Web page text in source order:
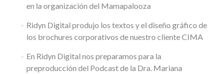
en la organización del Mamapalooza
Ridyn Digital produjo los textos y el diseño gráfico de
los brochures corporativos de nuestro cliente CIMA
En Ridyn Digital nos preparamos para la
preproducción del Podcast de la Dra. Mariana